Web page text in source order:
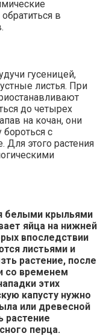
в
гусеницей,
листья. При
до четырех
на кочан, они
с
этого растения
белыми крыльями
яйца на нижней
впоследствии
листьями и
растение, после
со временем
этих
капусту нужно
или древесной
растение
перца.